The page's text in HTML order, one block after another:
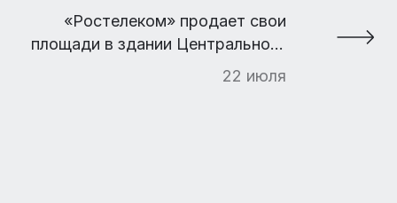
«Ростелеком» продает свои
площади в здании Центрального
телеграфа
22 июля